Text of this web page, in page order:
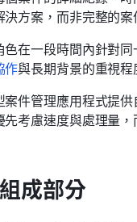
方案，而非完整的案
在一段時間內針對
作與長期背景的重視程
件管理應用程式提
考慮速度與處理量，
成部分